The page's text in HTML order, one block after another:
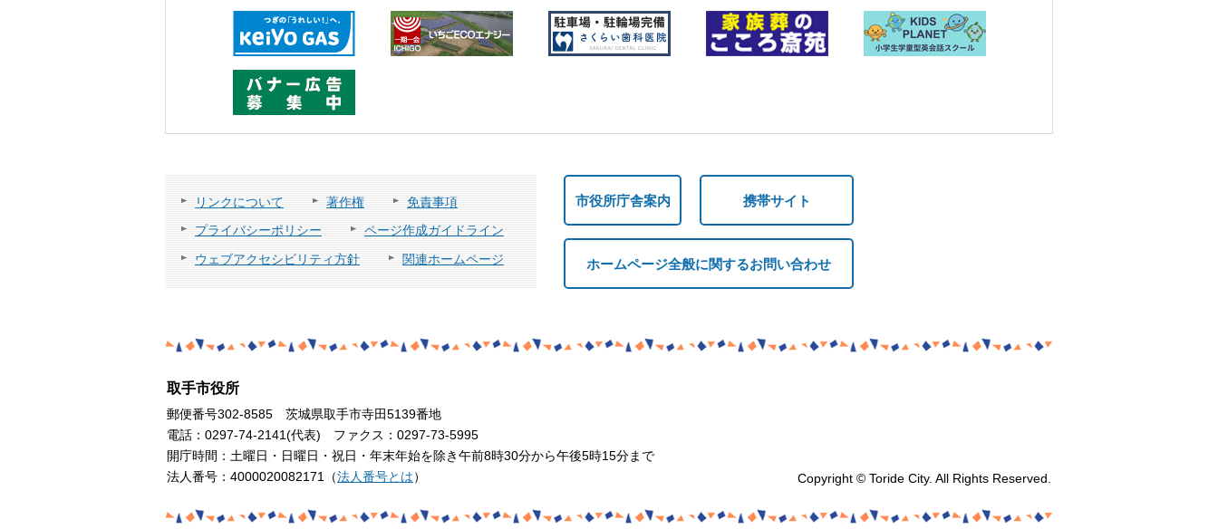
リンクについて 著作権
免責事項
プライバシーポリシー
ページ作成ガイドライン
ウェブアクセシビリティ方針
関連ホームページ
市役所庁舎案内 携帯サイト
ホームページ全般に関するお問い合わせ
取手市役所
郵便番号302-8585 茨城県取手市寺田5139番地
電話：0297-74-2141(代表) ファクス：0297-73-5995
開庁時間：土曜日・日曜日・祝日・年末年始を除き午前8時30分から午後5時15分まで
法人番号：4000020082171（法人番号とは） Copyright © Toride City. All Rights Reserved.